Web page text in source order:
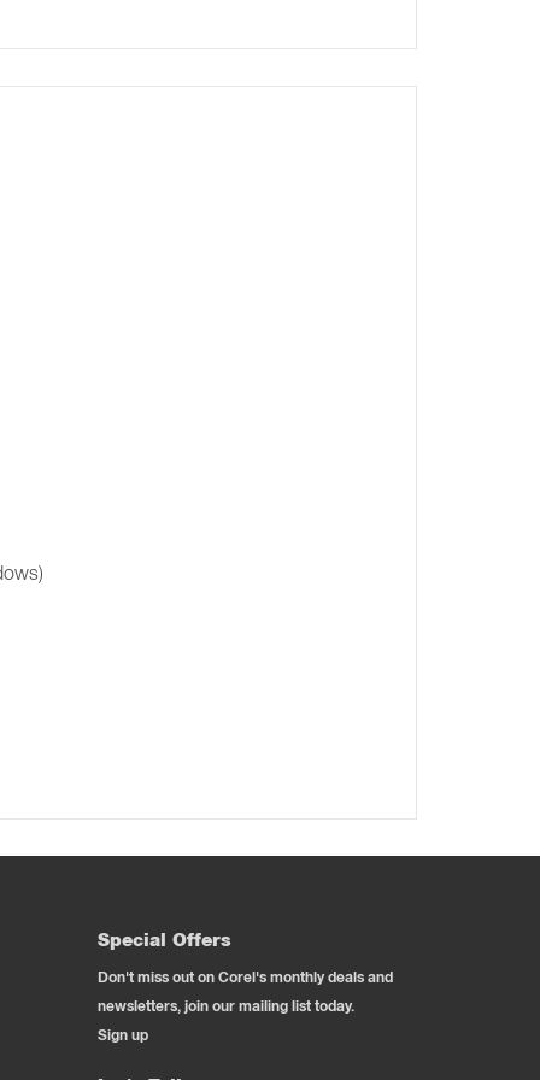
Special Offers
Don't miss out on Corel's monthly deals and
newsletters, join our mailing list today.
Sign up